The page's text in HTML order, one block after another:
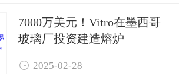
7000万美元！Vitro在墨西哥
玻璃厂投资建造熔炉
 2025-02-28